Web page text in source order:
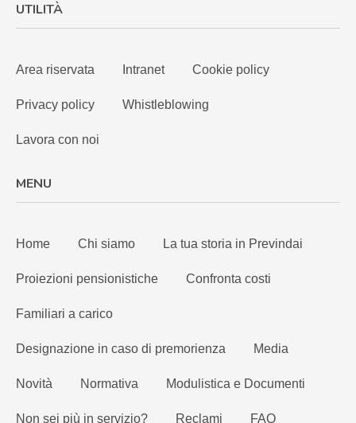
UTILITÀ
Area riservata Intranet Cookie policy
Privacy policy Whistleblowing
Lavora con noi
MENU
Home Chi siamo La tua storia in Previndai
Proiezioni pensionistiche Confronta costi
Familiari a carico
Designazione in caso di premorienza Media
Novità Normativa Modulistica e Documenti
Non sei più in servizio? Reclami FAQ